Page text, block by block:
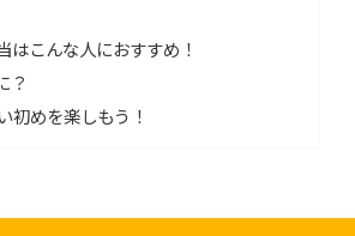
はこんな人におすすめ！
？
初めを楽しもう！